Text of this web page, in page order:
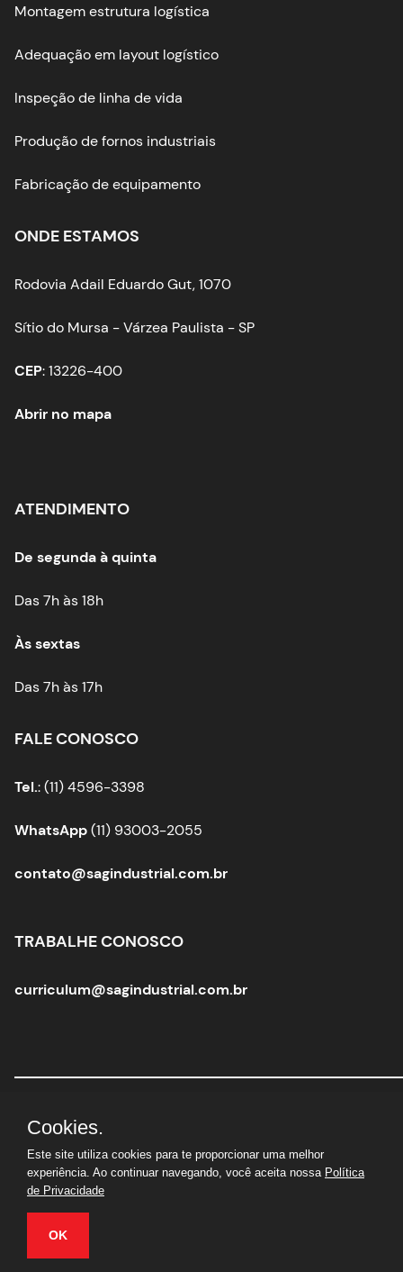
Montagem estrutura logística
Adequação em layout logístico
Inspeção de linha de vida
Produção de fornos industriais
Fabricação de equipamento
ONDE ESTAMOS
Rodovia Adail Eduardo Gut, 1070
Sítio do Mursa - Várzea Paulista - SP
CEP: 13226-400
Abrir no mapa
ATENDIMENTO
De segunda à quinta
Das 7h às 18h
Às sextas
Das 7h às 17h
FALE CONOSCO
Tel.: (11) 4596-3398
WhatsApp(11) 93003-2055
contato@sagindustrial.com.br
TRABALHE CONOSCO
curriculum@sagindustrial.com.br
Sag Industrial Solutions Group
29 |© Todos os direitos reservados
Cookies.
Este site utiliza cookies para te proporcionar uma melhor
experiência. Ao continuar navegando, você aceita nossa Política
de Privacidade
OK